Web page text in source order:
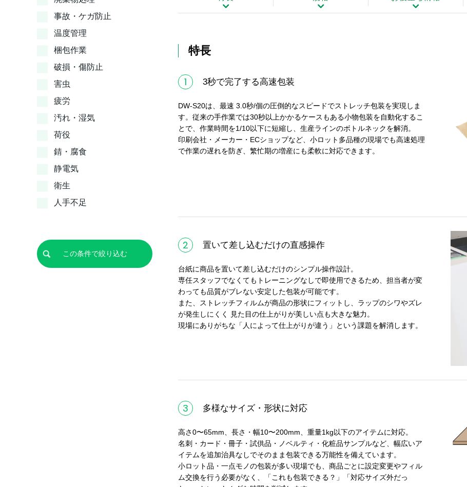
事故・ケガ防止
温度管理
梱包作業
破損・傷防止
害虫
疲労
汚れ・湿気
荷役
錆・腐食
静電気
衛生
人手不足
特長
1 3秒で完了する高速包装
DW-S20は、最速 3.0秒/個の圧倒的なスピードでストレッチ包装を実現しま
す。従来の手作業では30秒以上かかるケースもある小物包装を自動化するこ
とで、作業時間を1/10以下に短縮し、生産ラインのボトルネックを解消。
印刷会社・メーカー・ECショップなど、小ロット多品種の現場でも高速処理
で作業の遅れを防ぎ、繁忙期の増産にも柔軟に対応できます。
2 置いて差し込むだけの直感操作
台紙に商品を置いて差し込むだけのシンプル操作設計。
専任スタッフでなくてもトレーニングなしで即使用できるため、担当者が変
わっても品質がブレない安定した包装が可能です。
また、ストレッチフィルムが商品の形状にフィットし、ラップのシワやズレ
が発生しにくく 見た目の仕上がりが美しい点も大きな魅力。
現場にありがちな「人によって仕上がりが違う」という課題を解消します。
3 多様なサイズ・形状に対応
高さ0〜65mm、長さ・幅10〜200mm、重量1kg以下のアイテムに対応。
名刺・カード・冊子・試供品・ノベルティ・化粧品サンプルなど、幅広いア
イテムを追加治具なしでそのまま包装できる万能性を備えています。
小ロット品・一点モノの包装が多い現場でも、商品ごとに設定変更やフィル
ム交換を行う必要がなく、「これも包装できる？」「対応サイズ外だっ